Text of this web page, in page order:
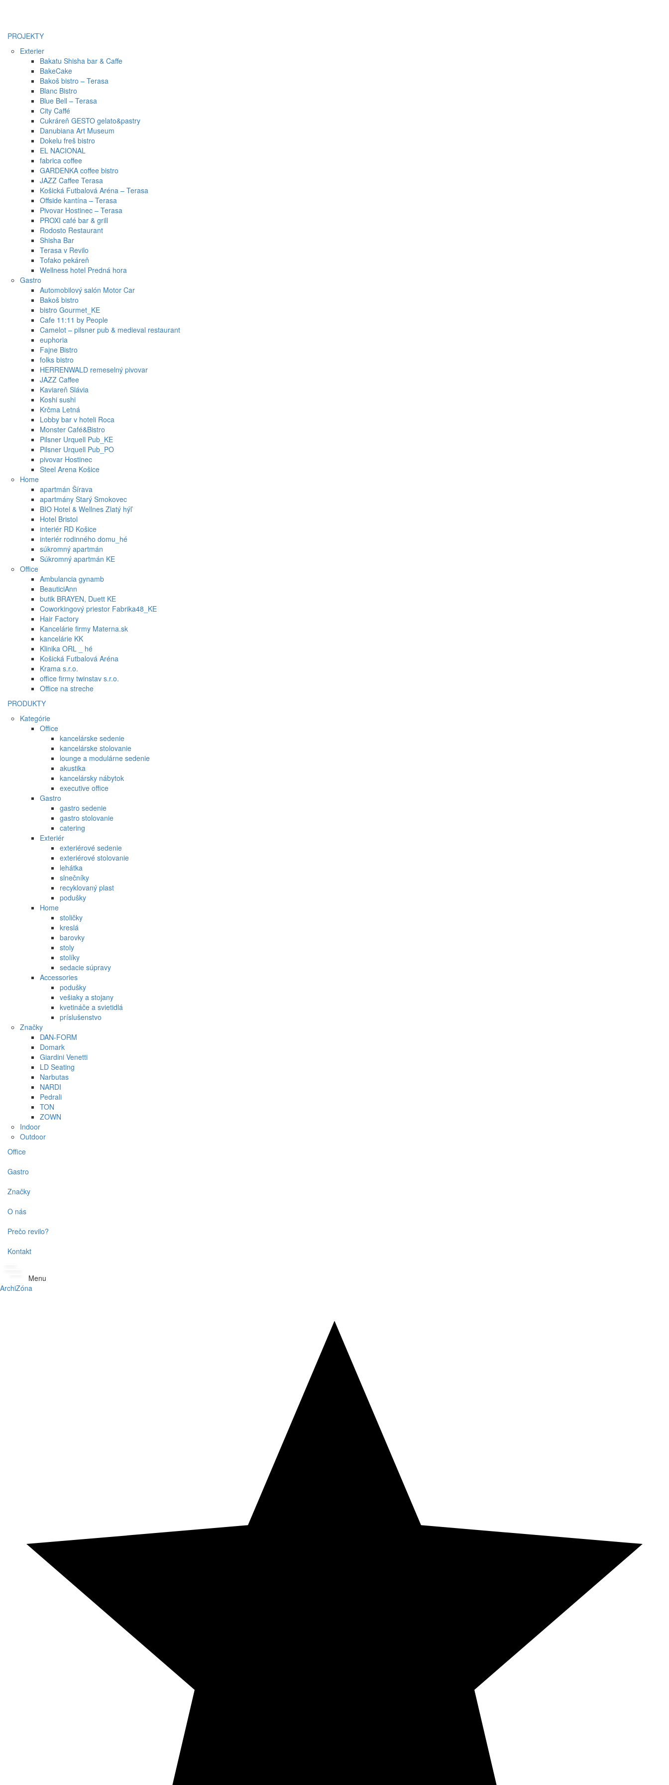
PROJEKTY
Exterier
Bakatu Shisha bar & Caffe
BakeCake
Bakoš bistro – Terasa
Blanc Bistro
Blue Bell – Terasa
City Caffé
Cukráreň GESTO gelato&pastry
Danubiana Art Museum
Dokelu freš bistro
EL NACIONAL
fabrica coffee
GARDENKA coffee bistro
JAZZ Caffee Terasa
Košická Futbalová Aréna – Terasa
Offside kantína – Terasa
Pivovar Hostinec – Terasa
PROXI café bar & grill
Rodosto Restaurant
Shisha Bar
Terasa v Revilo
Tofako pekáreň
Wellness hotel Predná hora
Gastro
Automobilový salón Motor Car
Bakoš bistro
bistro Gourmet_KE
Cafe 11:11 by People
Camelot – pilsner pub & medieval restaurant
euphoria
Fajne Bistro
folks bistro
HERRENWALD remeselný pivovar
JAZZ Caffee
Kaviareň Slávia
Koshi sushi
Krčma Letná
Lobby bar v hoteli Roca
Monster Café&Bistro
Pilsner Urquell Pub_KE
Pilsner Urquell Pub_PO
pivovar Hostinec
Steel Arena Košice
Home
apartmán Šírava
apartmány Starý Smokovec
BIO Hotel & Wellnes Zlatý hýľ
Hotel Bristol
interiér RD Košice
interiér rodinného domu_hé
súkromný apartmán
Súkromný apartmán KE
Office
Ambulancia gynamb
BeauticiAnn
butik BRAYEN, Duett KE
Coworkingový priestor Fabrika48_KE
Hair Factory
Kancelárie firmy Materna.sk
kancelárie KK
Klinika ORL _ hé
Košická Futbalová Aréna
Krama s.r.o.
office firmy twinstav s.r.o.
Office na streche
PRODUKTY
Kategórie
Office
kancelárske sedenie
kancelárske stolovanie
lounge a modulárne sedenie
akustika
kancelársky nábytok
executive office
Gastro
gastro sedenie
gastro stolovanie
catering
Exteriér
exteriérové sedenie
exteriérové stolovanie
lehátka
slnečníky
recyklovaný plast
podušky
Home
stoličky
kreslá
barovky
stoly
stolíky
sedacie súpravy
Accessories
podušky
vešiaky a stojany
kvetináče a svietidlá
príslušenstvo
Značky
DAN-FORM
Domark
Giardini Venetti
LD Seating
Narbutas
NARDI
Pedrali
TON
ZOWN
Indoor
Outdoor
Office
Gastro
Značky
O nás
Prečo revilo?
Kontakt
Menu
ArchiZóna